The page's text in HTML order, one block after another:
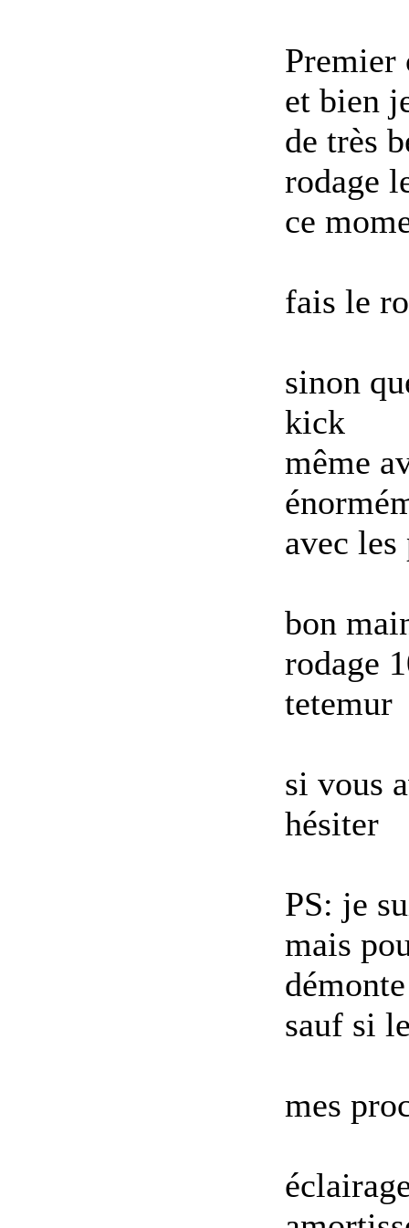
Premier
et bien
de très
rodage
ce
fais le
sinon
kick
même
avec
bon
rodage
tetemur
si vous
hésiter
PS: je
mais
sauf si
mes